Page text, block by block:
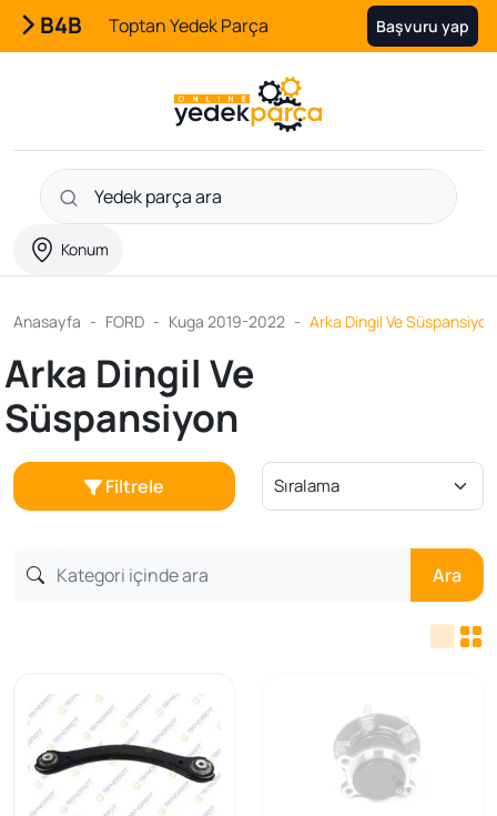
B4B Toptan Yedek Parça Başvuru yap
Konum
Anasayfa FORD Kuga 2019-2022 Arka Dingil Ve Süspansiyon
Arka Dingil Ve
Süspansiyon
Filtrele
Ara